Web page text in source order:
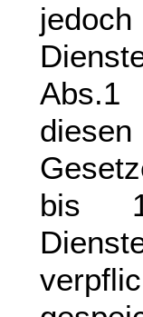
jedoch
Abs.1
bis